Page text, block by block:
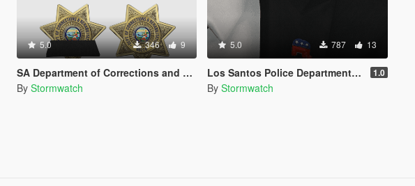
5.0 346 9
SA Department of Corrections and Rehabilitation Badge
By Stormwatch
5.0 787 13
Los Santos Police Department Pins & More 1.0
By Stormwatch